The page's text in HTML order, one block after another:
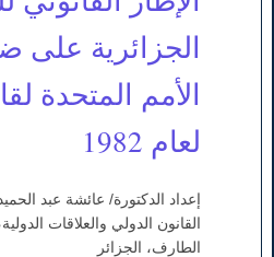
الجزائرية على
الأمم المتحدة
لعام 1982
إعداد الدكتورة/ عائشة عبد
القانون الدولي والعلاقات
الطارف، الجزائر